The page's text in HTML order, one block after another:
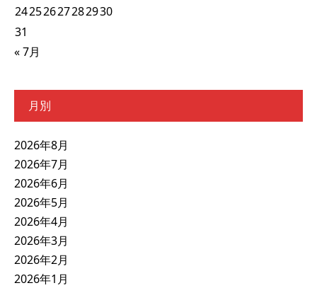
24252627282930
31
« 7月
月別
2026年8月
2026年7月
2026年6月
2026年5月
2026年4月
2026年3月
2026年2月
2026年1月